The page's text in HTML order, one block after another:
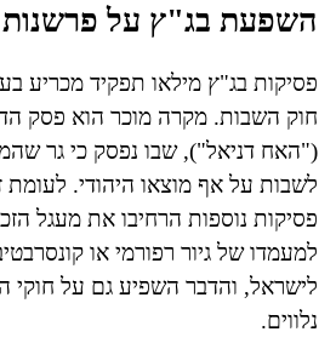
השפעת בג"ץ על
פסיקות בג"ץ מילאו תפקיד מכריע
חוק השבות. מקרה מוכר הוא פסק
("האח דניאל"), שבו נפסק כי גר
לשבות על אף מוצאו היהודי.
פסיקות נוספות הרחיבו את מעגל
למעמדו של גיור רפורמי או
לישראל, והדבר השפיע גם על חוקי
נלווים.